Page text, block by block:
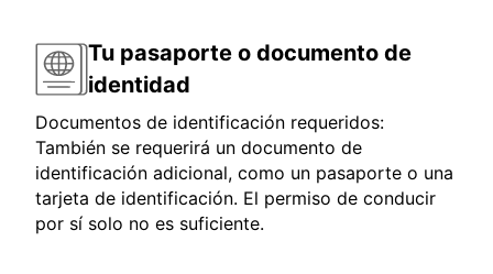
Tu pasaporte o documento de
identidad
Documentos de identificación requeridos:
También se requerirá un documento de
identificación adicional, como un pasaporte o una
tarjeta de identificación. El permiso de conducir
por sí solo no es suficiente.